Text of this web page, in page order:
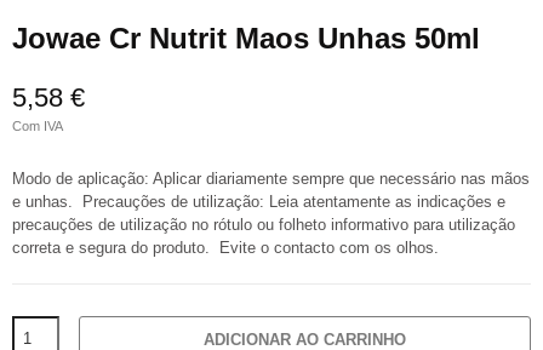
Jowae Cr Nutrit Maos Unhas 50ml
5,58 €
Com IVA
Modo de aplicação: Aplicar diariamente sempre que necessário nas mãos
e unhas. Precauções de utilização: Leia atentamente as indicações e
precauções de utilização no rótulo ou folheto informativo para utilização
correta e segura do produto. Evite o contacto com os olhos.
ADICIONAR AO CARRINHO